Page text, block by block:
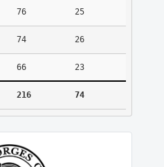
76 25
74 26
66 23
216 74